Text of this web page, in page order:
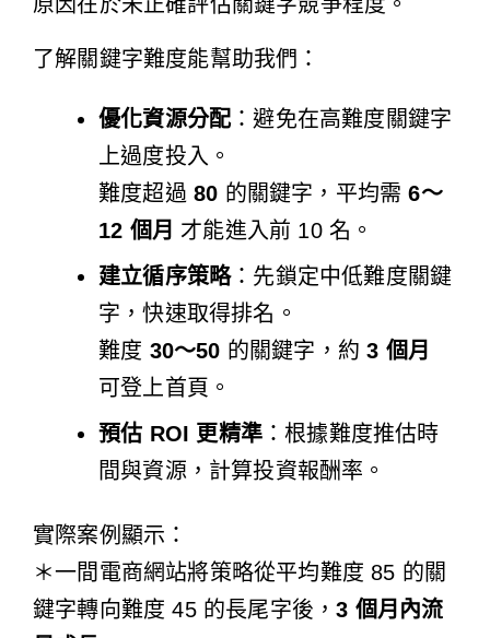
了解關鍵字難度能幫助我們：
優化資源分配：避免在高難度關鍵字
上過度投入。
難度超過 80 的關鍵字，平均需6～
12 個月 才能進入前 10 名。
建立循序策略：先鎖定中低難度關鍵
字，快速取得排名。
難度 30～50 的關鍵字，約3 個月
可登上首頁。
預估 ROI 更精準 ：根據難度推估時
間與資源，計算投資報酬率。
實際案例顯示：
＊一間電商網站將策略從平均難度 85 的關
鍵字轉向難度 45 的長尾字後，3 個月內流